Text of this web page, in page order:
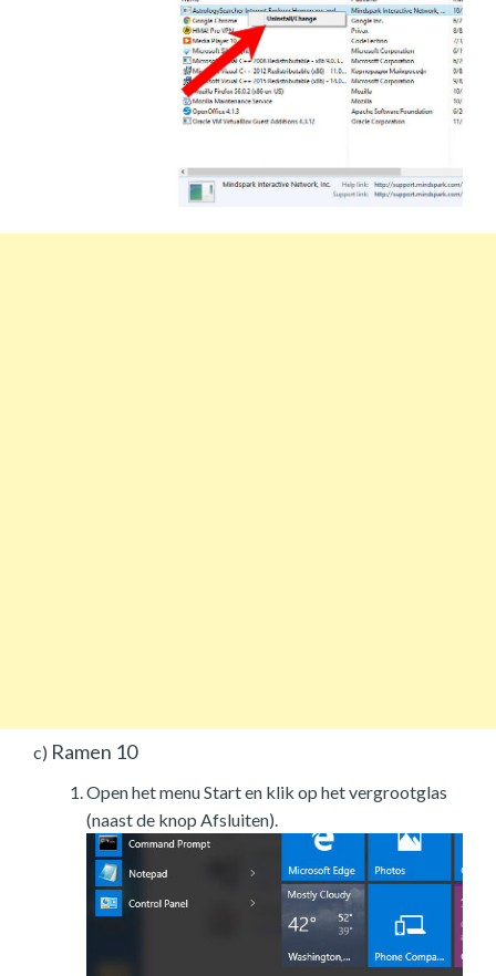
c) Ramen 10
Open het menu Start en klik op het vergrootglas
(naast de knop Afsluiten).